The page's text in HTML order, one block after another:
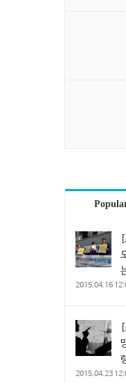
2015.04.16
2015.04.23